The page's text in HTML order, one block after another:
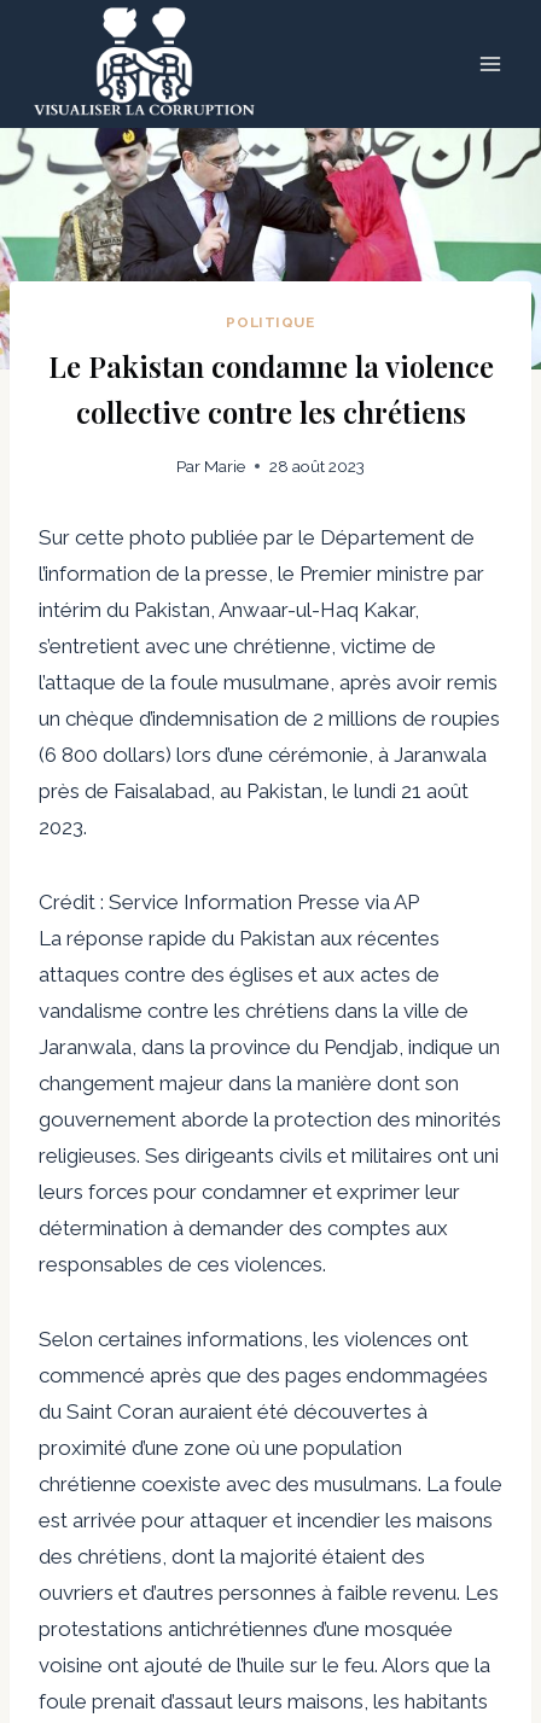
POLITIQUE
Le Pakistan condamne la violence
collective contre les chrétiens
Par Marie 28 août 2023
Sur cette photo publiée par le Département de
l’information de la presse, le Premier ministre par
intérim du Pakistan, Anwaar-ul-Haq Kakar,
s’entretient avec une chrétienne, victime de
l’attaque de la foule musulmane, après avoir remis
un chèque d’indemnisation de 2 millions de roupies
(6 800 dollars) lors d’une cérémonie, à Jaranwala
près de Faisalabad, au Pakistan, le lundi 21 août
2023.
Crédit : Service Information Presse via AP
La réponse rapide du Pakistan aux récentes
attaques contre des églises et aux actes de
vandalisme contre les chrétiens dans la ville de
Jaranwala, dans la province du Pendjab, indique un
changement majeur dans la manière dont son
gouvernement aborde la protection des minorités
religieuses. Ses dirigeants civils et militaires ont uni
leurs forces pour condamner et exprimer leur
détermination à demander des comptes aux
responsables de ces violences.
Selon certaines informations, les violences ont
commencé après que des pages endommagées
du Saint Coran auraient été découvertes à
proximité d’une zone où une population
chrétienne coexiste avec des musulmans. La foule
est arrivée pour attaquer et incendier les maisons
des chrétiens, dont la majorité étaient des
ouvriers et d’autres personnes à faible revenu. Les
protestations antichrétiennes d’une mosquée
voisine ont ajouté de l’huile sur le feu. Alors que la
foule prenait d’assaut leurs maisons, les habitants